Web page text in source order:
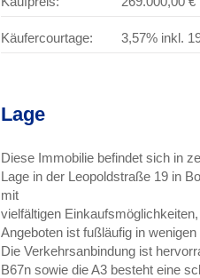
Käufercourtage: 3,57% inkl.
Lage
Diese Immobilie befindet sich in
Lage in der Leopoldstraße 19 in
mit
vielfältigen
Angeboten ist fußläufig in
Die Verkehrsanbindung ist
B67n sowie die A3 besteht eine